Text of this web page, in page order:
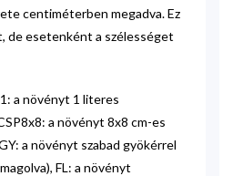
centiméterben megadva. Ez
de esetenként a szélességet
a növényt 1 literes
a növényt 8x8 cm-es
a növényt szabad gyökérrel
FL: a növényt